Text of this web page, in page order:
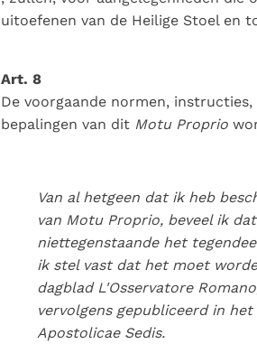
uitoefenen van de Heilige Stoel en
Art. 8
De voorgaande normen,
bepalingen van dit Motu Proprio
Van al hetgeen dat ik heb
van Motu Proprio, beveel ik
niettegenstaande het
ik stel vast dat het moet
dagblad L'Osservatore Romano
vervolgens gepubliceerd in
Apostolicae Sedis.